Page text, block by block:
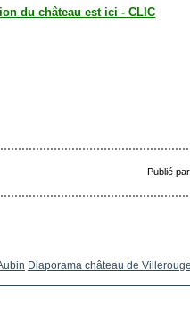
du château est ici - CLIC
Publié
Diaporama château de